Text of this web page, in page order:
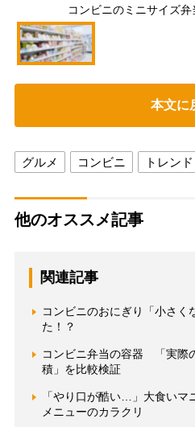
コンビニのミニサイズ
本文に
グルメ コンビニ トレンド
他のオススメ記事
関連記事
コンビニのおにぎり「小さく
た！？
コンビニ弁当の容器 「実際
積」を比較検証
「やり口が酷い…」大食いマ
メニューのカラクリ